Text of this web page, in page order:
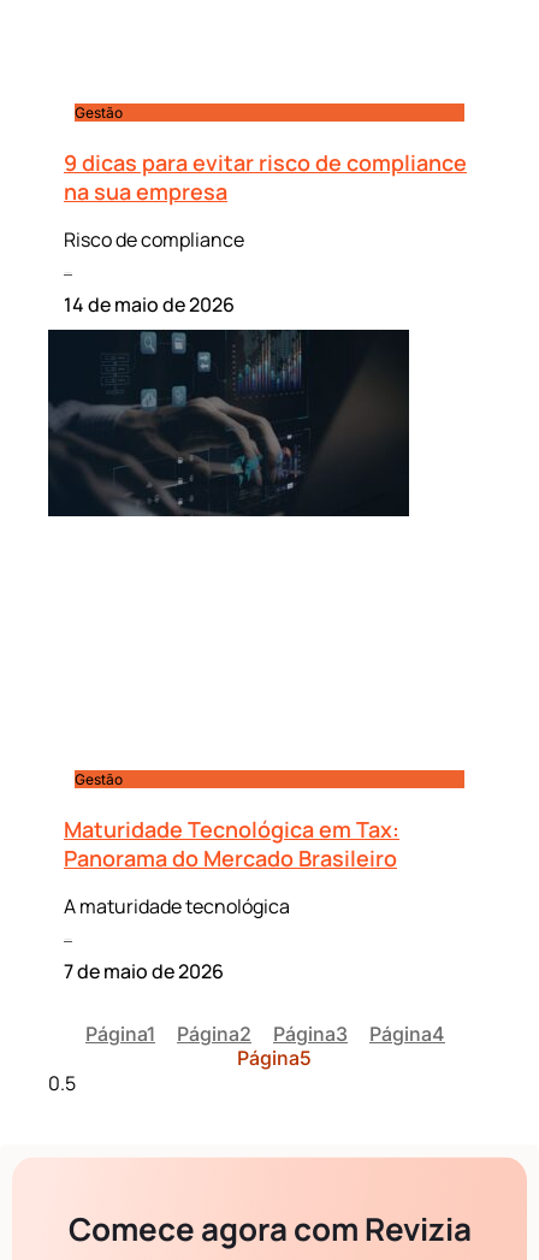
Gestão
9 dicas para evitar risco de compliance
na sua empresa
Risco de compliance
14 de maio de 2026
Gestão
Maturidade Tecnológica em Tax:
Panorama do Mercado Brasileiro
A maturidade tecnológica
7 de maio de 2026
Página1 Página2 Página3 Página4
Página5
Comece agora com Revizia